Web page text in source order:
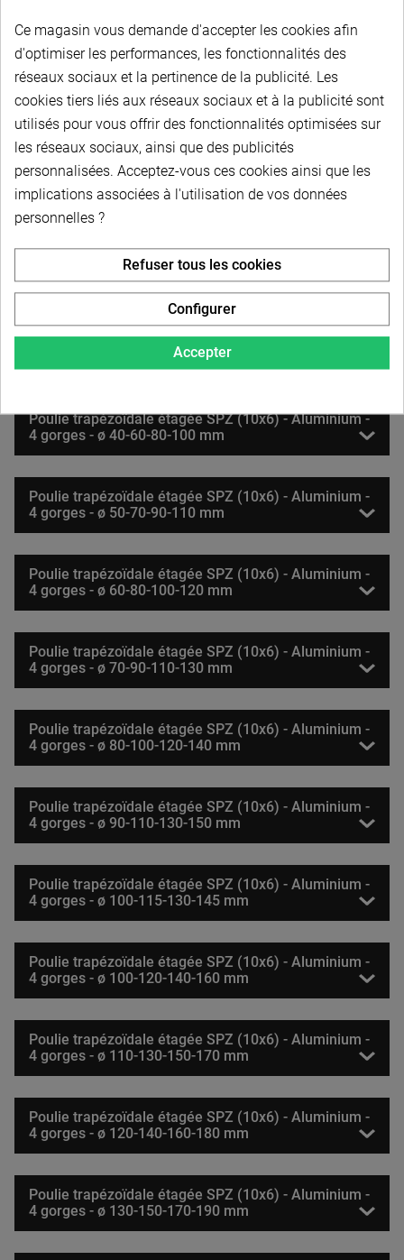
Poulie trapézoïdale étagée SPZ (10x6) - Aluminium -
3 gorges - ø 120-140-160 mm
Poulie trapézoïdale étagée SPZ (10x6) - Aluminium -
3 gorges - ø 130-150-170 mm
Poulie trapézoïdale étagée SPZ (10x6) - Aluminium -
3 gorges - ø 140-160-180 mm
Poulie trapézoïdale étagée SPZ (10x6) - Aluminium -
3 gorges - ø 150-170-190 mm
Poulie trapézoïdale étagée SPZ (10x6) - Aluminium -
3 gorges - ø 160-180-200 mm
Poulie trapézoïdale étagée SPZ (10x6) - Aluminium -
4 gorges - ø 40-60-80-100 mm
Poulie trapézoïdale étagée SPZ (10x6) - Aluminium -
4 gorges - ø 50-70-90-110 mm
Poulie trapézoïdale étagée SPZ (10x6) - Aluminium -
4 gorges - ø 60-80-100-120 mm
Poulie trapézoïdale étagée SPZ (10x6) - Aluminium -
4 gorges - ø 70-90-110-130 mm
Poulie trapézoïdale étagée SPZ (10x6) - Aluminium -
4 gorges - ø 80-100-120-140 mm
Poulie trapézoïdale étagée SPZ (10x6) - Aluminium -
4 gorges - ø 90-110-130-150 mm
Poulie trapézoïdale étagée SPZ (10x6) - Aluminium -
4 gorges - ø 100-115-130-145 mm
Poulie trapézoïdale étagée SPZ (10x6) - Aluminium -
4 gorges - ø 100-120-140-160 mm
Poulie trapézoïdale étagée SPZ (10x6) - Aluminium -
4 gorges - ø 110-130-150-170 mm
Poulie trapézoïdale étagée SPZ (10x6) - Aluminium -
4 gorges - ø 120-140-160-180 mm
Poulie trapézoïdale étagée SPZ (10x6) - Aluminium -
4 gorges - ø 130-150-170-190 mm
Ce magasin vous demande d'accepter les cookies afin
d'optimiser les performances, les fonctionnalités des
réseaux sociaux et la pertinence de la publicité. Les
cookies tiers liés aux réseaux sociaux et à la publicité sont
utilisés pour vous offrir des fonctionnalités optimisées sur
les réseaux sociaux, ainsi que des publicités
personnalisées. Acceptez-vous ces cookies ainsi que les
implications associées à l'utilisation de vos données
personnelles ?
Accepter
Refuser tous les cookies
Configurer